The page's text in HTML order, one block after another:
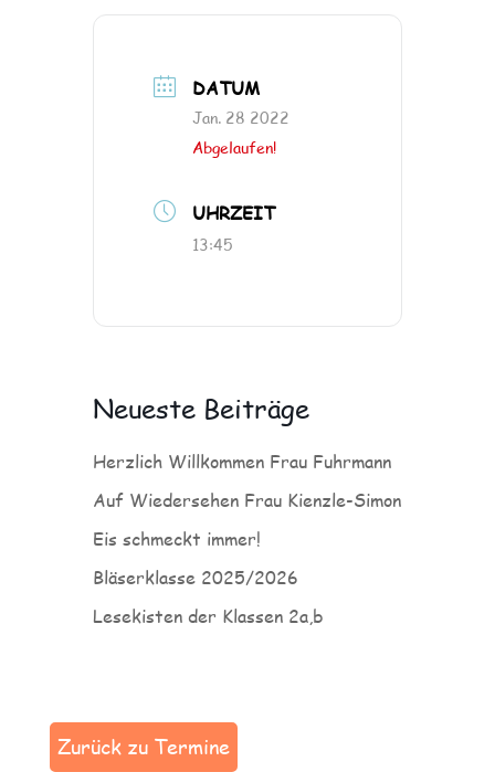
DATUM
Jan. 28 2022
Abgelaufen!
UHRZEIT
13:45
Neueste Beiträge
Herzlich Willkommen Frau Fuhrmann
Auf Wiedersehen Frau Kienzle-Simon
Eis schmeckt immer!
Bläserklasse 2025/2026
Lesekisten der Klassen 2a,b
Zurück zu Termine